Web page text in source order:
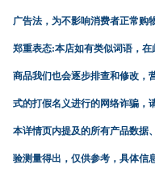
广告法，为不影响消费者正常购
郑重表态:本店如有类似词语，
商品我们也会逐步排查和修改，
式的打假名义进行的网络诈骗，
本详情页内提及的所有产品数据
验测量得出，仅供参考，具体信